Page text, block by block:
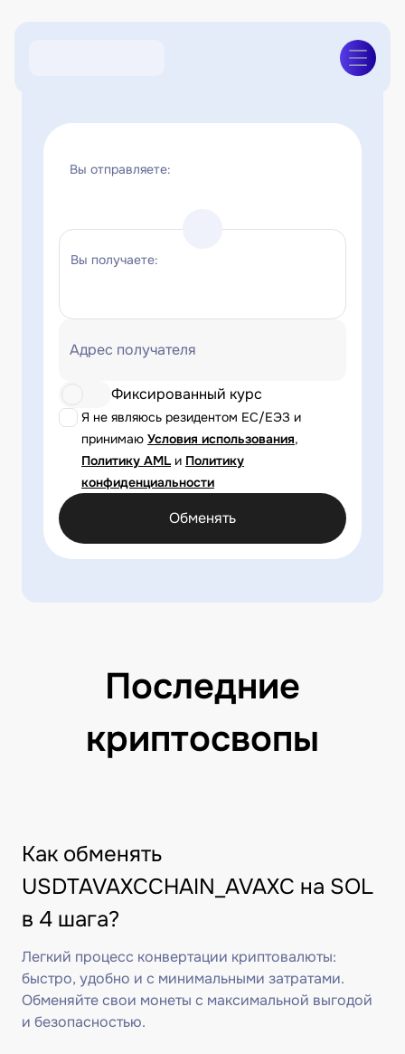
Вы отправляете:
Вы получаете:
Адрес получателя
Я не являюсь резидентом ЕС/ЕЭЗ и
принимаю Условия использования,
Политику AML и Политику
конфиденциальности
Фиксированный курс
Обменять
Последние
криптосвопы
Как обменять
USDTAVAXCCHAIN_AVAXC на SOL
в 4 шага?
Легкий процесс конвертации криптовалюты:
быстро, удобно и с минимальными затратами.
Обменяйте свои монеты с максимальной выгодой
и безопасностью.